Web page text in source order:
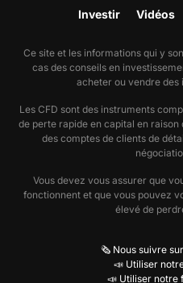
Investir Vidéos
Ce site et les informations qui y
cas des conseils en
acheter ou vendre
Les CFD sont des instruments
de perte rapide en capital en
des comptes de clients de
Vous devez vous assurer que
fonctionnent et que vous pouvez
élevé de
🗞️ Nous suivre
📣 Utiliser
📣 Utiliser notre